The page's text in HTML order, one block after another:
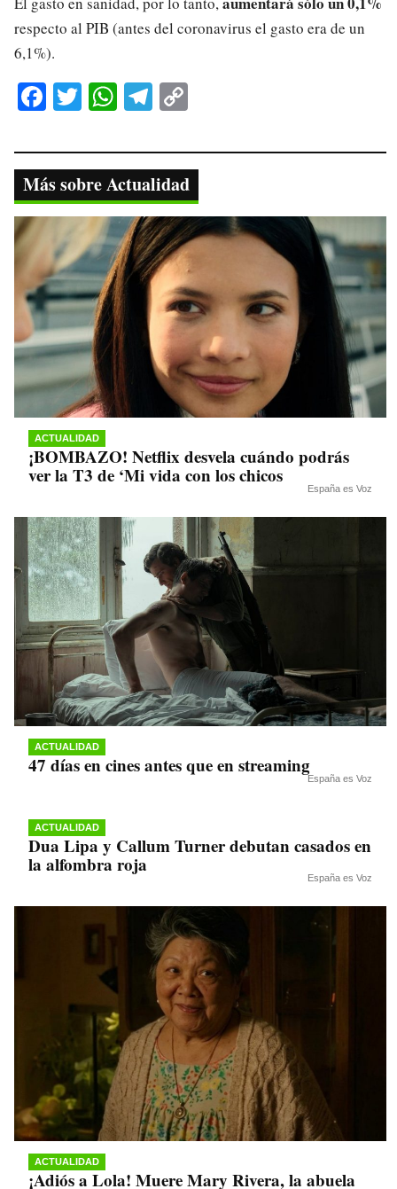
respecto al PIB (antes del coronavirus el gasto era de un
6,1%).
Fa
bo
ok
T
tte
r
W
ts
A
pp
Te
gr
a
m
y
Li
nk
Más sobre Actualidad
ACTUALIDAD
¡BOMBAZO! Netflix desvela cuándo podrás
ver la T3 de ‘Mi vida con los chicos
España es Voz
ACTUALIDAD
47 días en cines antes que en streaming
España es Voz
ACTUALIDAD
Dua Lipa y Callum Turner debutan casados en
la alfombra roja
España es Voz
ACTUALIDAD
¡Adiós a Lola! Muere Mary Rivera, la abuela